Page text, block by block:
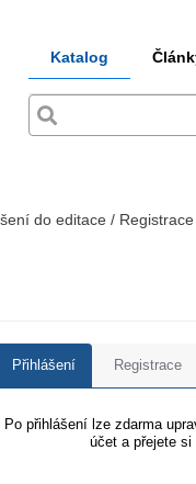
Katalog
do editace /
Přihlášení Registrace
Po přihlášení lze zdarma
účet a přejete si